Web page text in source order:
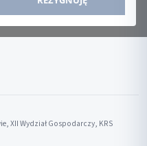
XII Wydział Gospodarczy, KRS